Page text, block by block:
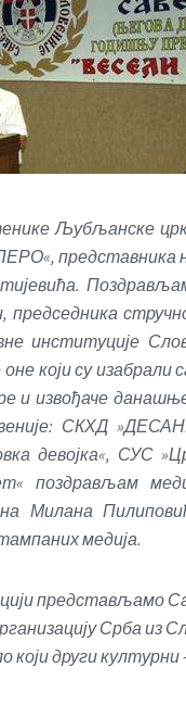
Љубљанске
представника
председника
институције
који су
и извођаче
СКХД
девојка«, СУС
поздрављам
Милана
медија.
представљамо
Срба из
који други културни